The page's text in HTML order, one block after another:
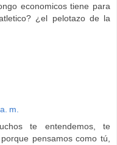
economicos tiene para
¿el pelotazo de la
m.
te entendemos, te
pensamos como tú,